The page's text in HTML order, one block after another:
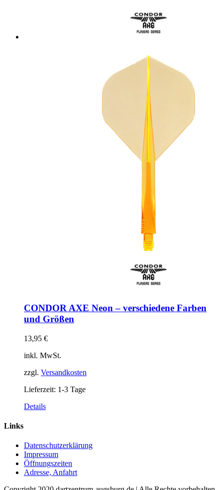
CONDOR AXE Neon – verschiedene Farben
und Größen
13,95 €
inkl. MwSt.
zzgl. Versandkosten
Lieferzeit: 1-3 Tage
Dieses
Varianten
auf.
Die
Optionen
können
auf
Details
Links
Datenschutzerklärung
Impressum
Öffnungszeiten
Adresse, Anfahrt